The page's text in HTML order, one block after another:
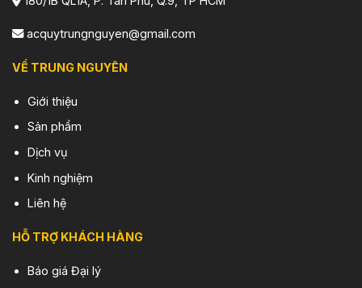
acquytrungnguyen@gmail.com
VỀ TRUNG NGUYÊN
Giới thiệu
Sản phẩm
Dịch vụ
Kinh nghiệm
Liên hệ
HỖ TRỢ KHÁCH HÀNG
Báo giá Đại lý